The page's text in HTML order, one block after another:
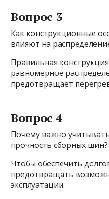
Вопрос 3
Как конструкционные
влияют на
Правильная
равномерное
предотвращает
Вопрос 4
Почему важно
прочность сборных шин?
Чтобы обеспечить
предотвращать
эксплуатации.